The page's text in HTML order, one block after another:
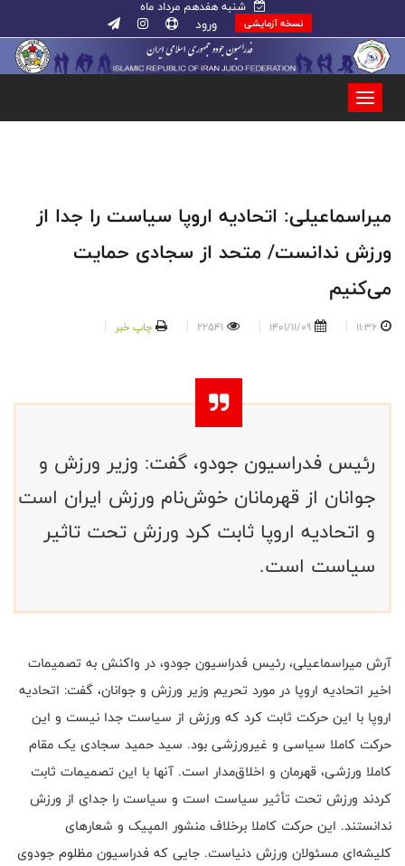
شنبه هفدهم مرداد ماه
نسخه آزمایشی ورود
میراسماعیلی: اتحادیه اروپا سیاست را جدا از
ورزش ندانست/ متحد از سجادی حمایت
می‌کنیم
11:36
1401/11/09
22541 چاپ خبر
رئیس فدراسیون جودو، گفت: وزیر ورزش و
جوانان از قهرمانان خوش‌نام ورزش ایران است
و اتحادیه اروپا ثابت کرد ورزش تحت تاثیر
سیاست است.
آرش میراسماعیلی، رئیس فدراسیون جودو، در واکنش به تصمیمات
اخیر اتحادیه اروپا در مورد تحریم وزیر ورزش و جوانان، گفت: اتحادیه
اروپا با این حرکت ثابت کرد که ورزش از سیاست جدا نیست و این
حرکت کاملا سیاسی و غیرورزشی بود. سید حمید سجادی یک مقام
کاملا ورزشی، قهرمان و اخلاق‌مدار است. آنها با این تصمیمات ثابت
کردند ورزش تحت تأثیر سیاست است و سیاست را جدای از ورزش
ندانستند. این حرکت کاملا برخلاف منشور المپیک و شعارهای
کلیشه‌ای مسئولان ورزش دنیاست. جایی که فدراسیون مظلوم جودوی